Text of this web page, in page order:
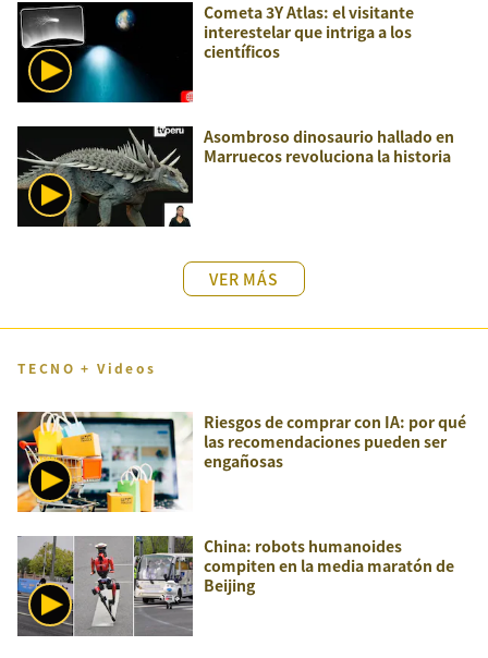
Cometa 3Y Atlas: el visitante
interestelar que intriga a los
científicos
Asombroso dinosaurio hallado en
Marruecos revoluciona la historia
VER MÁS
TECNO + Videos
Riesgos de comprar con IA: por qué
las recomendaciones pueden ser
engañosas
China: robots humanoides
compiten en la media maratón de
Beijing